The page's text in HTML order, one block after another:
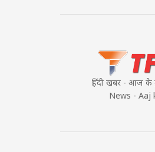
हिंदी खबर - आज के
News - Aaj